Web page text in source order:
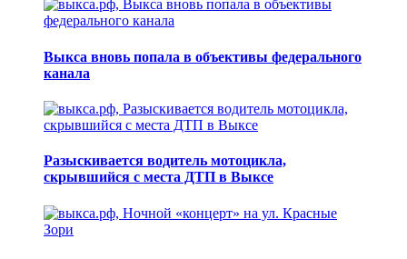
Выкса вновь попала в объективы федерального
канала
Разыскивается водитель мотоцикла,
скрывшийся с места ДТП в Выксе